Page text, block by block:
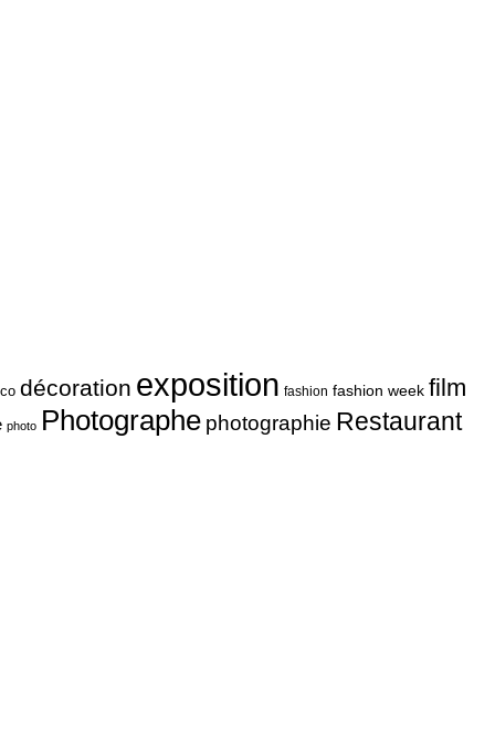
décoration exposition fashion fashion week film
photo Photographe photographie Restaurant